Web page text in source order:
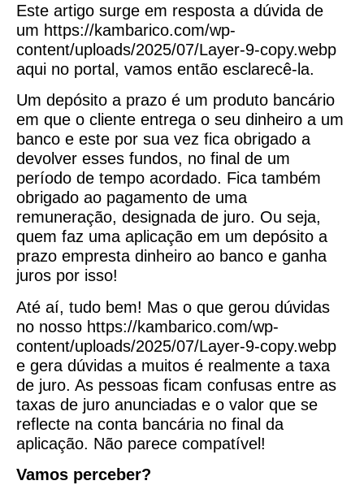
Este artigo surge em resposta a dúvida de
um https://kambarico.com/wp-
content/uploads/2025/07/Layer-9-copy.webp
aqui no portal, vamos então esclarecê-la.
Um depósito a prazo é um produto bancário
em que o cliente entrega o seu dinheiro a um
banco e este por sua vez fica obrigado a
devolver esses fundos, no final de um
período de tempo acordado. Fica também
obrigado ao pagamento de uma
remuneração, designada de juro. Ou seja,
quem faz uma aplicação em um depósito a
prazo empresta dinheiro ao banco e ganha
juros por isso!
Até aí, tudo bem! Mas o que gerou dúvidas
no nosso https://kambarico.com/wp-
content/uploads/2025/07/Layer-9-copy.webp
e gera dúvidas a muitos é realmente a taxa
de juro. As pessoas ficam confusas entre as
taxas de juro anunciadas e o valor que se
reflecte na conta bancária no final da
aplicação. Não parece compatível!
Vamos perceber?